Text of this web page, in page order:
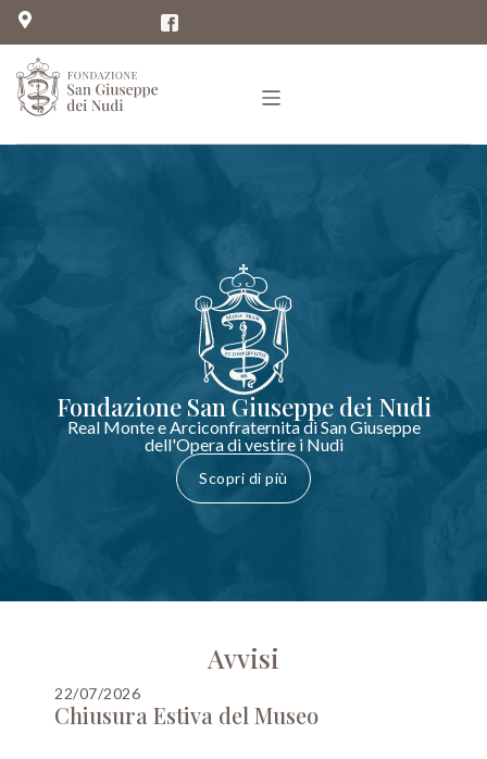
Fondazione San Giuseppe dei Nudi
Real Monte e Arciconfraternita di San Giuseppe
dell'Opera di vestire i Nudi
Scopri di più
Avvisi
22/07/2026
Chiusura Estiva del Museo